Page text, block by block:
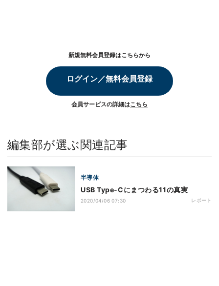
新規無料会員登録はこちらから
ログイン／無料会員登録
会員サービスの詳細はこちら
編集部が選ぶ関連記事
半導体
USB Type-Cにまつわる11の真実
2020/04/06 07:30 レポート